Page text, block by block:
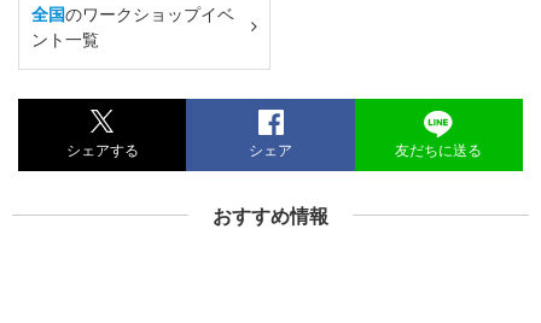
全国のワークショップイベ
ント一覧
シェアする シェア 友だちに送る
おすすめ情報